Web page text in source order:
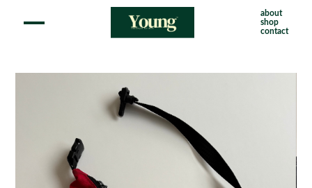
about
shop
contact